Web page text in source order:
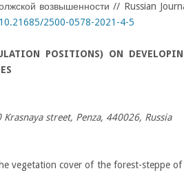
возвышенности // Russian
2500-0578-2021-4-5
POSITIONS) ON
street, Penza, 440026, Russia
vegetation cover of the forest-steppe